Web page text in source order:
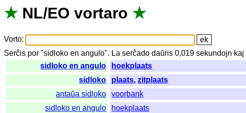
★ NL/EO vortaro ★
Vorto:
Serĉis por "sidloko en angulo". La serĉado daŭris 0,019sekundojn kaj
sidloko en angulo
hoekplaats
sidloko
plaats,zitplaats
antaŭa sidloko
voorbank
sidloko en angulo
hoekplaats